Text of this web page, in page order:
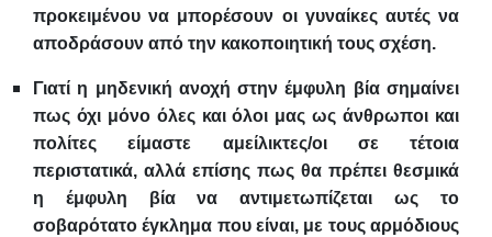
προκειμένου να μπορέσουν οι γυναίκες αυτές να
αποδράσουν από την κακοποιητική τους σχέση.
Γιατί η μηδενική ανοχή στην έμφυλη βία σημαίνει
πως όχι μόνο όλες και όλοι μας ως άνθρωποι και
πολίτες είμαστε αμείλικτες/οι σε τέτοια
περιστατικά, αλλά επίσης πως θα πρέπει θεσμικά
η έμφυλη βία να αντιμετωπίζεται ως το
σοβαρότατο έγκλημα που είναι, με τους αρμόδιους